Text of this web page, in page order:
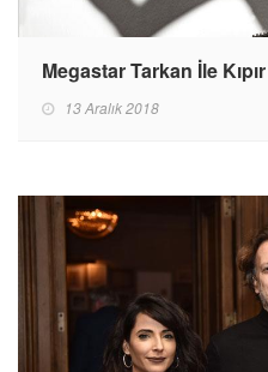
Megastar Tarkan İle
13 Aralık 2018